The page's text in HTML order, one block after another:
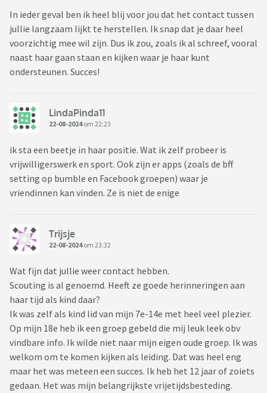
In ieder geval ben ik heel blij voor jou dat het contact tussen
jullie langzaam lijkt te herstellen. Ik snap dat je daar heel
voorzichtig mee wil zijn. Dus ik zou, zoals ik al schreef, vooral
naast haar gaan staan en kijken waar je haar kunt
ondersteunen. Succes!
LindaPinda11
22-08-2024om 22:23
ik sta een beetje in haar positie. Wat ik zelf probeer is
vrijwilligerswerk en sport. Ook zijn er apps (zoals de bff
setting op bumble en Facebook groepen) waar je
vriendinnen kan vinden. Ze is niet de enige
Trijsje
22-08-2024om 23:32
Wat fijn dat jullie weer contact hebben.
Scouting is al genoemd. Heeft ze goede herinneringen aan
haar tijd als kind daar?
Ik was zelf als kind lid van mijn 7e-14e met heel veel plezier.
Op mijn 18e heb ik een groep gebeld die mij leuk leek obv
vindbare info. Ik wilde niet naar mijn eigen oude groep. Ik was
welkom om te komen kijken als leiding. Dat was heel eng
maar het was meteen een succes. Ik heb het 12 jaar of zoiets
gedaan. Het was mijn belangrijkste vrijetijdsbesteding.